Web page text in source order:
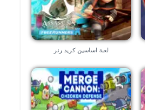
لعبة اساسين كريد رنر